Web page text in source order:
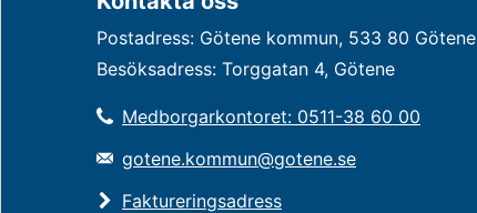
Postadress: Götene kommun, 533 80 Götene
Besöksadress: Torggatan 4, Götene
Medborgarkontoret: 0511-38 60 00
gotene.kommun@gotene.se
Faktureringsadress